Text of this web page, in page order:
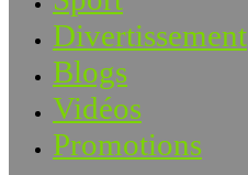
Divertissement
Blogs
Vidéos
Promotions